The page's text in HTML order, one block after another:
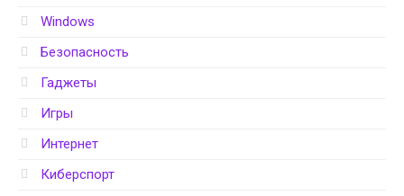
Windows
Безопасность
Гаджеты
Игры
Интернет
Киберспорт